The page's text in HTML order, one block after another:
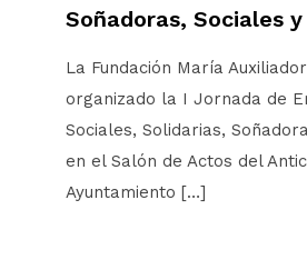
Soñadoras, Sociales
La Fundación María
organizado la I Jornada de
Sociales, Solidarias,
en el Salón de Actos del
Ayuntamiento […]